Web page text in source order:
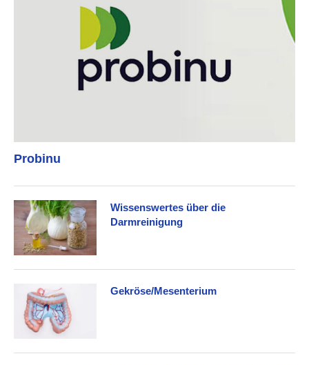
Probinu
Wissenswertes über die
Darmreinigung
Gekröse/Mesenterium